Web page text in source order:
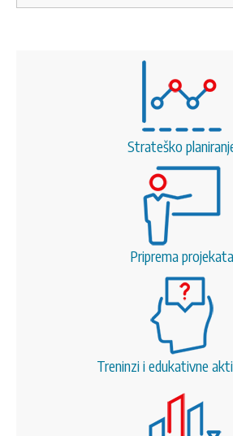
Strateško
Priprema projekata
Treninzi i edukativne